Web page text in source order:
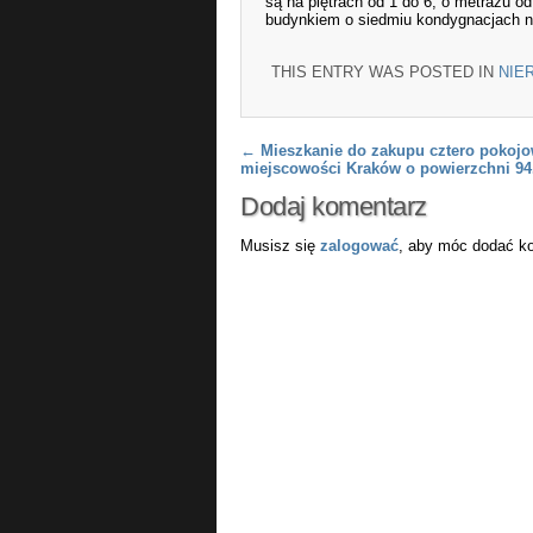
budynkiem o siedmiu kondygnacjach
THIS ENTRY WAS POSTED IN
Post navigation
← Mieszkanie do zakupu cztero
miejscowości Kraków o powierzchni
Dodaj komentarz
Musisz się zalogować, aby móc dodać